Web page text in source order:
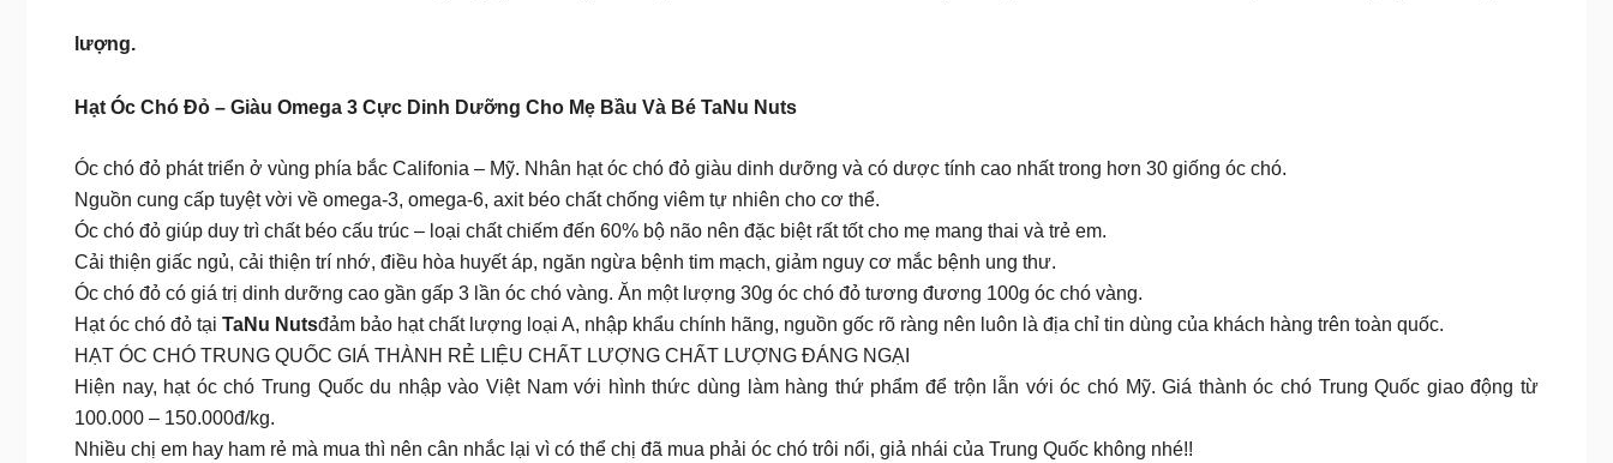
lượng.
Hạt Óc Chó Đỏ – Giàu Omega 3 Cực Dinh Dưỡng Cho Mẹ Bầu Và Bé TaNu Nuts
Óc chó đỏ phát triển ở vùng phía bắc Califonia – Mỹ. Nhân hạt óc chó đỏ giàu dinh dưỡng và có dược tính cao nhất trong hơn 30 giống óc chó.
Nguồn cung cấp tuyệt vời về omega-3, omega-6, axit béo chất chống viêm tự nhiên cho cơ thể.
Óc chó đỏ giúp duy trì chất béo cấu trúc – loại chất chiếm đến 60% bộ não nên đặc biệt rất tốt cho mẹ mang thai và trẻ em.
Cải thiện giấc ngủ, cải thiện trí nhớ, điều hòa huyết áp, ngăn ngừa bệnh tim mạch, giảm nguy cơ mắc bệnh ung thư.
Óc chó đỏ có giá trị dinh dưỡng cao gần gấp 3 lần óc chó vàng. Ăn một lượng 30g óc chó đỏ tương đương 100g óc chó vàng.
Hạt óc chó đỏ tại TaNu Nutsđảm bảo hạt chất lượng loại A, nhập khẩu chính hãng, nguồn gốc rõ ràng nên luôn là địa chỉ tin dùng của khách hàng trên toàn quốc.
HẠT ÓC CHÓ TRUNG QUỐC GIÁ THÀNH RẺ LIỆU CHẤT LƯỢNG CHẤT LƯỢNG ĐÁNG NGẠI
Hiện nay, hạt óc chó Trung Quốc du nhập vào Việt Nam với hình thức dùng làm hàng thứ phẩm để trộn lẫn với óc chó Mỹ. Giá thành óc chó Trung Quốc giao động từ
100.000 – 150.000đ/kg.
Nhiều chị em hay ham rẻ mà mua thì nên cân nhắc lại vì có thể chị đã mua phải óc chó trôi nổi, giả nhái của Trung Quốc không nhé!!